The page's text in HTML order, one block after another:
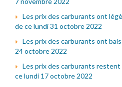
Les prix des carburants ont
de ce lundi 31 octobre 2022
Les prix des carburants ont
24 octobre 2022
Les prix des carburants
ce lundi 17 octobre 2022